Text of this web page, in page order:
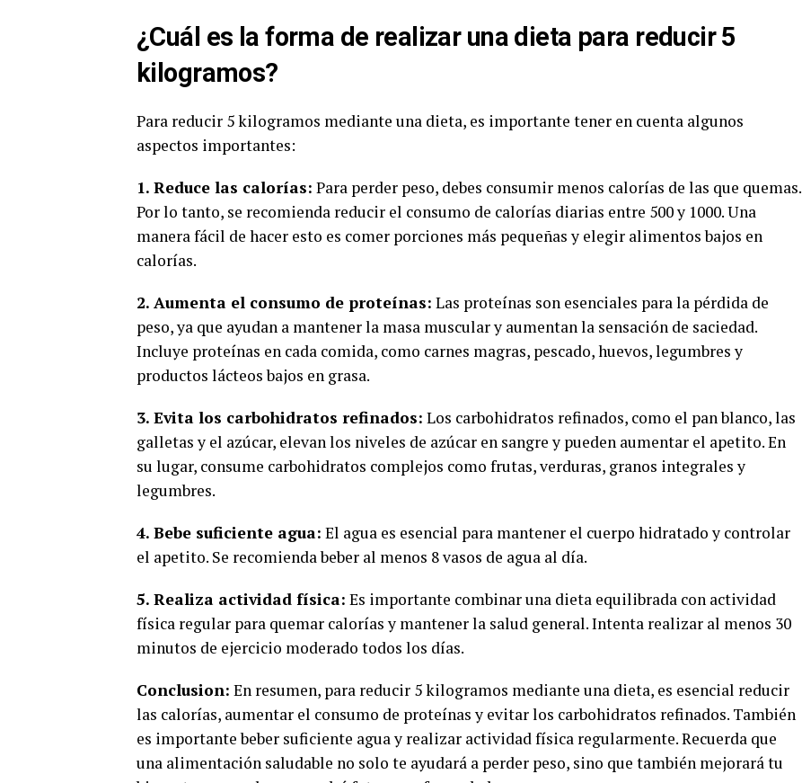
¿Cuál es la forma de realizar una dieta para reducir 5
kilogramos?
Para reducir 5 kilogramos mediante una dieta, es importante tener en cuenta algunos
aspectos importantes:
1. Reduce las calorías: Para perder peso, debes consumir menos calorías de las que quemas.
Por lo tanto, se recomienda reducir el consumo de calorías diarias entre 500 y 1000. Una
manera fácil de hacer esto es comer porciones más pequeñas y elegir alimentos bajos en
calorías.
2. Aumenta el consumo de proteínas: Las proteínas son esenciales para la pérdida de
peso, ya que ayudan a mantener la masa muscular y aumentan la sensación de saciedad.
Incluye proteínas en cada comida, como carnes magras, pescado, huevos, legumbres y
productos lácteos bajos en grasa.
3. Evita los carbohidratos refinados: Los carbohidratos refinados, como el pan blanco, las
galletas y el azúcar, elevan los niveles de azúcar en sangre y pueden aumentar el apetito. En
su lugar, consume carbohidratos complejos como frutas, verduras, granos integrales y
legumbres.
4. Bebe suficiente agua: El agua es esencial para mantener el cuerpo hidratado y controlar
el apetito. Se recomienda beber al menos 8 vasos de agua al día.
5. Realiza actividad física: Es importante combinar una dieta equilibrada con actividad
física regular para quemar calorías y mantener la salud general. Intenta realizar al menos 30
minutos de ejercicio moderado todos los días.
Conclusion: En resumen, para reducir 5 kilogramos mediante una dieta, es esencial reducir
las calorías, aumentar el consumo de proteínas y evitar los carbohidratos refinados. También
es importante beber suficiente agua y realizar actividad física regularmente. Recuerda que
una alimentación saludable no solo te ayudará a perder peso, sino que también mejorará tu